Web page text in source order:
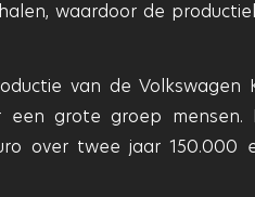
waardoor de
van de Volkswagen
grote groep mensen.
over twee jaar 150.000